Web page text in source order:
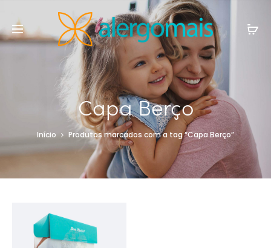
Capa Berço
Início Produtos marcados com a tag “Capa Berço”